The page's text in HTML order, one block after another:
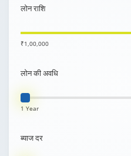
लोन राशि
₹1,00,000
लोन की अवधि
1 Year
ब्याज दर